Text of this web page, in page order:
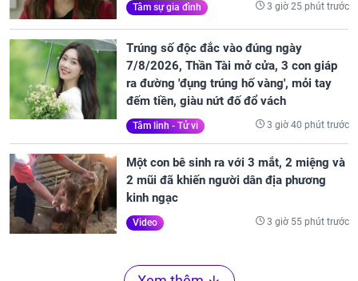
Tâm sự gia đình 3 giờ 25 phút trước
Trúng số độc đắc vào đúng ngày
7/8/2026, Thần Tài mở cửa, 3 con giáp
ra đường 'đụng trúng hố vàng', mỏi tay
đếm tiền, giàu nứt đố đổ vách
Tâm linh - Tử vi 3 giờ 40 phút trước
Một con bê sinh ra với 3 mắt, 2 miệng và
2 mũi đã khiến người dân địa phương
kinh ngạc
Video 3 giờ 55 phút trước